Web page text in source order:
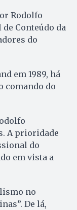
Rodolfo
Conteúdo da
do
em 1989, há
comando do
A prioridade
do
em vista a
no
De lá,